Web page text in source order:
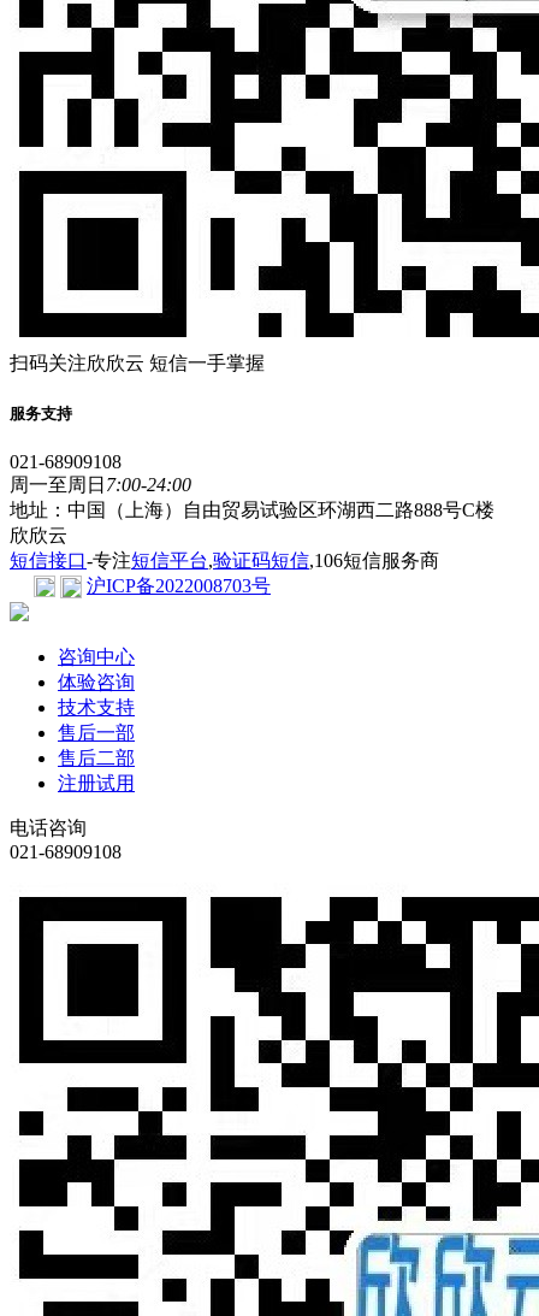
扫码关注欣欣云 短信一手掌握
服务支持
021-68909108
周一至周日 7:00-24:00
地址：中国（上海）自由贸易试验区环湖西二路888号C楼
欣欣云
短信接口-专注短信平台,验证码短信,106短信服务商
沪ICP备2022008703号
咨询中心
体验咨询
技术支持
售后一部
售后二部
注册试用
电话咨询
021-68909108